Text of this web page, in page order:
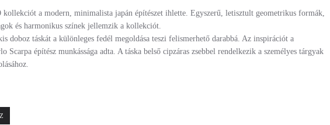
a modern, minimalista japán építészet ihlette. Egyszerű, letisztult geometrikus formák,
és harmonikus színek jellemzik a kollekciót.
doboz táskát a különleges fedél megoldása teszi felismerhető darabbá. Az inspirációt a
Scarpa építész munkássága adta. A táska belső cipzáras zsebbel rendelkezik a személyes tárgyak